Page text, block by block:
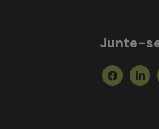
Junte-
Facebook
in